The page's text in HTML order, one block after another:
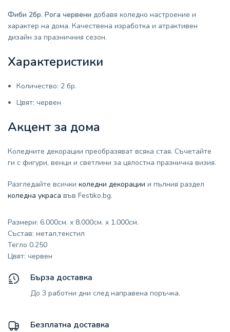
Фиби 2бр. Рога червени добавя коледно настроение и
характер на дома. Качествена изработка и атрактивен
дизайн за празничния сезон.
Характеристики
Количество: 2 бр.
Цвят: червен
Акцент за дома
Коледните декорации преобразяват всяка стая. Съчетайте
ги с фигури, венци и светлини за цялостна празнична визия.
Разгледайте всички коледни декорации и пълния раздел
коледна украса във Festiko.bg.
Размери: 6.000см. x 8.000см. x 1.000см.
Състав: метал,текстил
Тегло 0.250
Цвят: червен
Бърза доставка
До 3 работни дни след направена поръчка.
Безплатна доставка